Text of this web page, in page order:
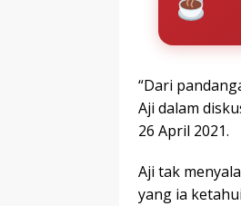
“Dari
Aji dalam
26 April 2021.
Aji tak
yang ia